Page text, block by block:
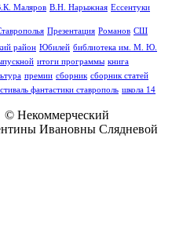
Маляров В.Н. Нарыжная Ессентуки
Презентация Романов СШ
район Юбилей библиотека им. М. Ю.
итоги программы книга
премии сборник сборник статей
фантастики ставрополь школа 14
Некоммерческий
Ивановны Слядневой